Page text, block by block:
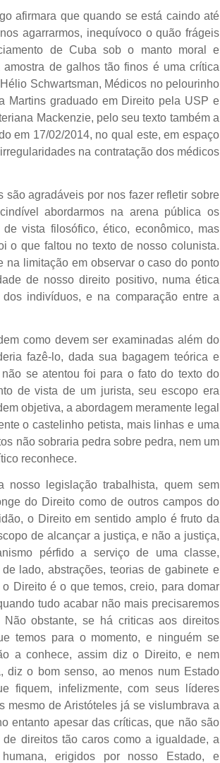
afirmara que quando se está caindo até
agarrarmos, inequívoco o quão frágeis
de Cuba sob o manto moral e
de galhos tão finos é uma crítica
Schwartsman, Médicos no pelourinho
Martins graduado em Direito pela USP e
Mackenzie, pelo seu texto também a
em 17/02/2014, no qual este, em espaço
na contratação dos médicos
agradáveis por nos fazer refletir sobre
abordarmos na arena pública os
vista filosófico, ético, econômico, mas
o que faltou no texto de nosso colunista.
na limitação em observar o caso do ponto
de nosso direito positivo, numa ética
indivíduos, e na comparação entre a
como devem ser examinadas além do
fazê-lo, dada sua bagagem teórica e
se atentou foi para o fato do texto do
de vista de um jurista, seu escopo era
objetiva, a abordagem meramente legal
o castelinho petista, mais linhas e uma
não sobraria pedra sobre pedra, nem um
reconhece.
legislação trabalhista, quem sem
do Direito como de outros campos do
o Direito em sentido amplo é fruto da
de alcançar a justiça, e não a justiça,
pérfido a serviço de uma classe,
lado, abstrações, teorias de gabinete e
Direito é o que temos, creio, para domar
tudo acabar não mais precisaremos
obstante, se há criticas aos direitos
temos para o momento, e ninguém se
a conhece, assim diz o Direito, e nem
diz o bom senso, ao menos num Estado
fiquem, infelizmente, com seus líderes
mesmo de Aristóteles já se vislumbrava a
entanto apesar das críticas, que não são
direitos tão caros como a igualdade, a
erigidos por nosso Estado, e